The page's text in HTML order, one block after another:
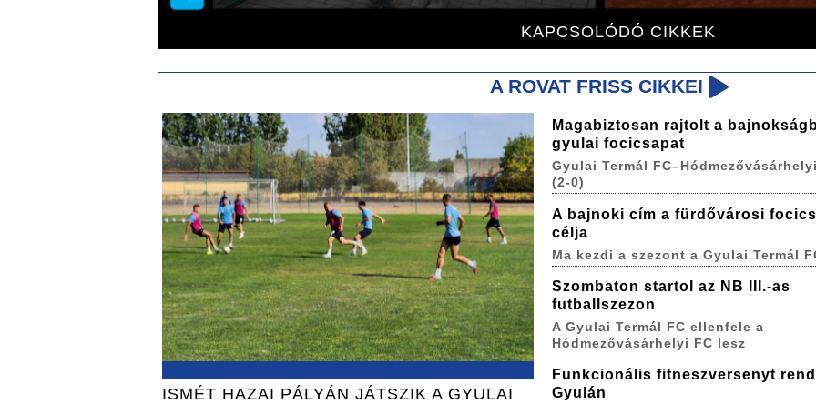
KAPCSOLÓDÓ CIKKEK
A ROVAT FRISS CIKKEI
ISMÉT HAZAI PÁLYÁN JÁTSZIK A GYULAI
Magabiztosan rajtolt a
gyulai focicsapat
Gyulai Termál
(2-0)
A bajnoki cím a fürdővárosi
célja
Ma kezdi a szezont a Gyulai Termál
Szombaton startol az NB III.-as
futballszezon
A Gyulai Termál FC ellenfele a
Hódmezővásárhelyi FC lesz
Funkcionális fitneszversenyt
Gyulán